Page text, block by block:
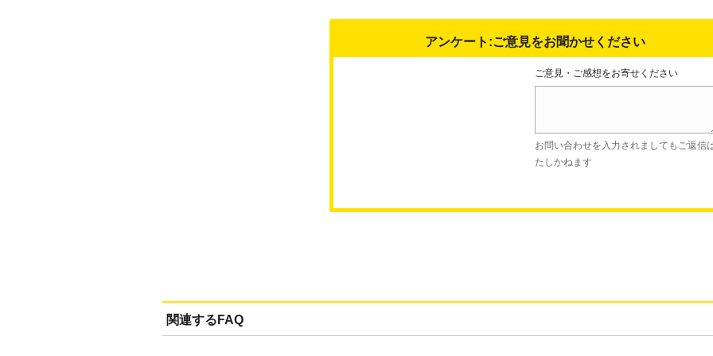
アンケート:ご意見をお聞かせください
ご意見・ご感想をお寄せください
お問い合わせを入力されましてもご返信
たしかねます
関連するFAQ